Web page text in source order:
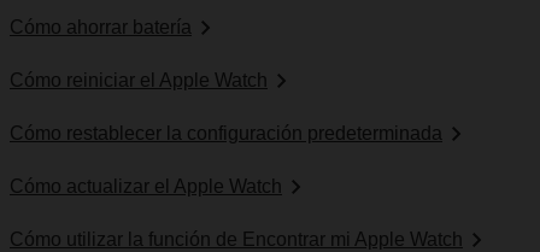
Cómo ahorrar batería
Cómo reiniciar el Apple Watch
Cómo restablecer la configuración predeterminada
Cómo actualizar el Apple Watch
Cómo utilizar la función de Encontrar mi Apple Watch